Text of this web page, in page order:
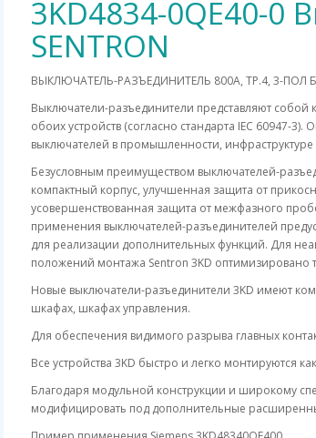
3KD4834-0QE40-0
SENTRON
ВЫКЛЮЧАТЕЛЬ-РАЗЪЕДИНИТЕЛЬ 800A, ТР.4, 3-
Выключатели-разъединители представляют собой
обоих устройств (согласно стандарта IEC 60947-
выключателей в промышленности,
Безусловным преимуществом выключателей-
компактный корпус, улучшенная защита от
усовершенствованная защита от межфазного
применения выключателей-разъединителей
для реализации дополнительных функций. Для
положений монтажа Sentron 3KD оптимизировано
Новые выключатели-разъединители 3KD имеют
шкафах, шкафах управления.
Для обеспечения видимого разрыва главных
Все устройства 3KD быстро и легко монтируются
Благодаря модульной конструкции и широкому
модифицировать под дополнительные